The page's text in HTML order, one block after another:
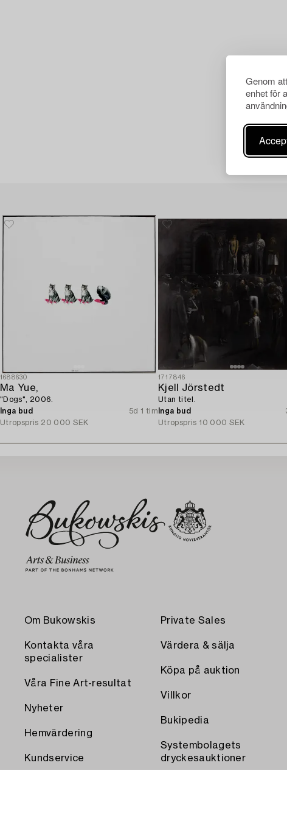
Genom
enhet för
1688630
Ma Yue,
"Dogs", 2006.
Inga bud
5d 1 tim
Utropspris 20 000 SEK
1717846
Kjell Jörstedt
Utan titel.
Inga bud
Utropspris 10 000 SEK
Om Bukowskis
Kontakta våra
specialister
Våra Fine Art-resultat
Nyheter
Hemvärdering
Kundservice
Private Sales
Värdera & sälja
Köpa på auktion
Villkor
Bukipedia
Systembolagets
dryckesauktioner